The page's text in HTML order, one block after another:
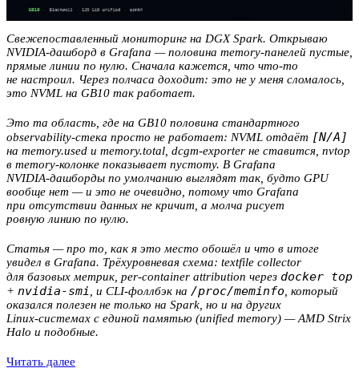
Свежепоставленный мониторинг на DGX Spark. Открываю
NVIDIA‑дашборд в Grafana — половина memory‑панелей пустые,
прямые линии по нулю. Сначала кажется, что что‑то
не настроил. Через полчаса доходит: это не у меня сломалось,
это NVML на GB10 так работает.
Это та область, где на GB10 половина стандартного
observability‑стека просто не работает: NVML отдаёт [N/A]
на memory.used и memory.total, dcgm‑exporter не ставится, nvtop
в memory‑колонке показывает пустоту. В Grafana
NVIDIA‑дашборды по умолчанию выглядят так, будто GPU
вообще нет — и это не очевидно, потому что Grafana
при отсутствии данных не кричит, а молча рисует
ровную линию по нулю.
Статья — про то, как я это место обошёл и что в итоге
увидел в Grafana. Трёхуровневая схема: textfile collector
для базовых метрик, per‑container attribution через docker top
+ nvidia-smi, и CLI‑фоллбэк на /proc/meminfo, который
оказался полезен не только на Spark, но и на других
Linux‑системах с единой памятью (unified memory) — AMD Strix
Halo и подобные.
Читать далее